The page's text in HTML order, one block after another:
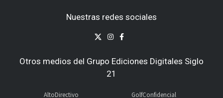
Nuestras redes sociales
Otros medios del Grupo Ediciones Digitales Siglo
21
AltoDirectivo
GolfConfidencial